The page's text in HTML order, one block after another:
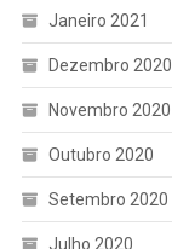
Janeiro 2021
Dezembro 2020
Novembro 2020
Outubro 2020
Setembro 2020
Julho 2020